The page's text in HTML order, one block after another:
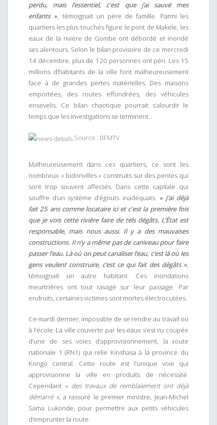
perdu, mais l’essentiel, c'est que j’ai sauvé mes
enfants », témoignait un père de famille. Parmi les
quartiers les plus touchés figure le pont de Makele, les
eaux de la rivière de Gombe ont débordé et inondé
ses alentours. Selon le bilan provisoire de ce mercredi
14 décembre, plus de 120 personnes ont péri. Les 15
millions d’habitants de la ville font malheureusement
face à de grandes pertes matérielles. Des maisons
emportées, des routes effondrées, des véhicules
ensevelis. Ce bilan chaotique pourrait s’alourdir le
temps que les investigations se terminent.
Source : BFMTV
Malheureusement dans ces quartiers, ce sont les
nombreux « bidonvilles » construits sur des pentes qui
sont trop souvent affectés. Dans cette capitale qui
souffre d’un système d’égouts inadéquats. « J’ai déjà
fait 25 ans comme locataire ici et c'est la première fois
que je vois cette rivière faire de tels dégâts. L’État est
responsable, mais nous aussi. Il y a des mauvaises
constructions. Il n’y a même pas de caniveau pour faire
passer l’eau. Là où on peut canaliser l’eau, c’est là où les
gens veulent construire, c’est ce qui fait des dégâts »,
témoignait un autre habitant. Ces inondations
meurtrières ont tout ravagé sur leur passage. Par
endroits, certaines victimes sont mortes électrocutées.
Ce mardi dernier, impossible de se rendre au travail ou
à l’école. La ville couverte par les eaux s’est vu coupée
d’une de ses voies d’approvisionnement, la route
nationale 1 (RN1) qui relie Kinshasa à la province du
Kongo central. Cette route est l’unique voie qui
approvisionne la ville en produits de nécessité.
Cependant « des travaux de remblaiement ont déjà
démarré », a rassuré le premier ministre, Jean-Michel
Sama Lukonde, pour permettre aux petits véhicules
d’emprunter la route.